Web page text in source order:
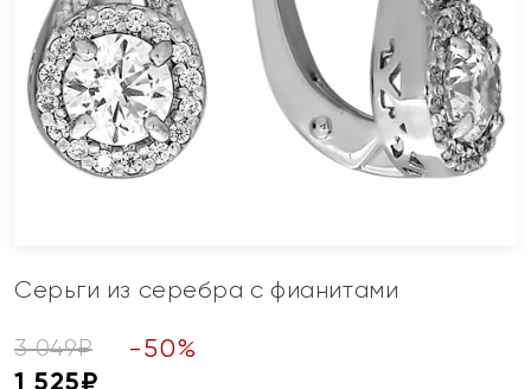
Серьги из серебра с фианитами
3 049₽ -50%
1 525₽